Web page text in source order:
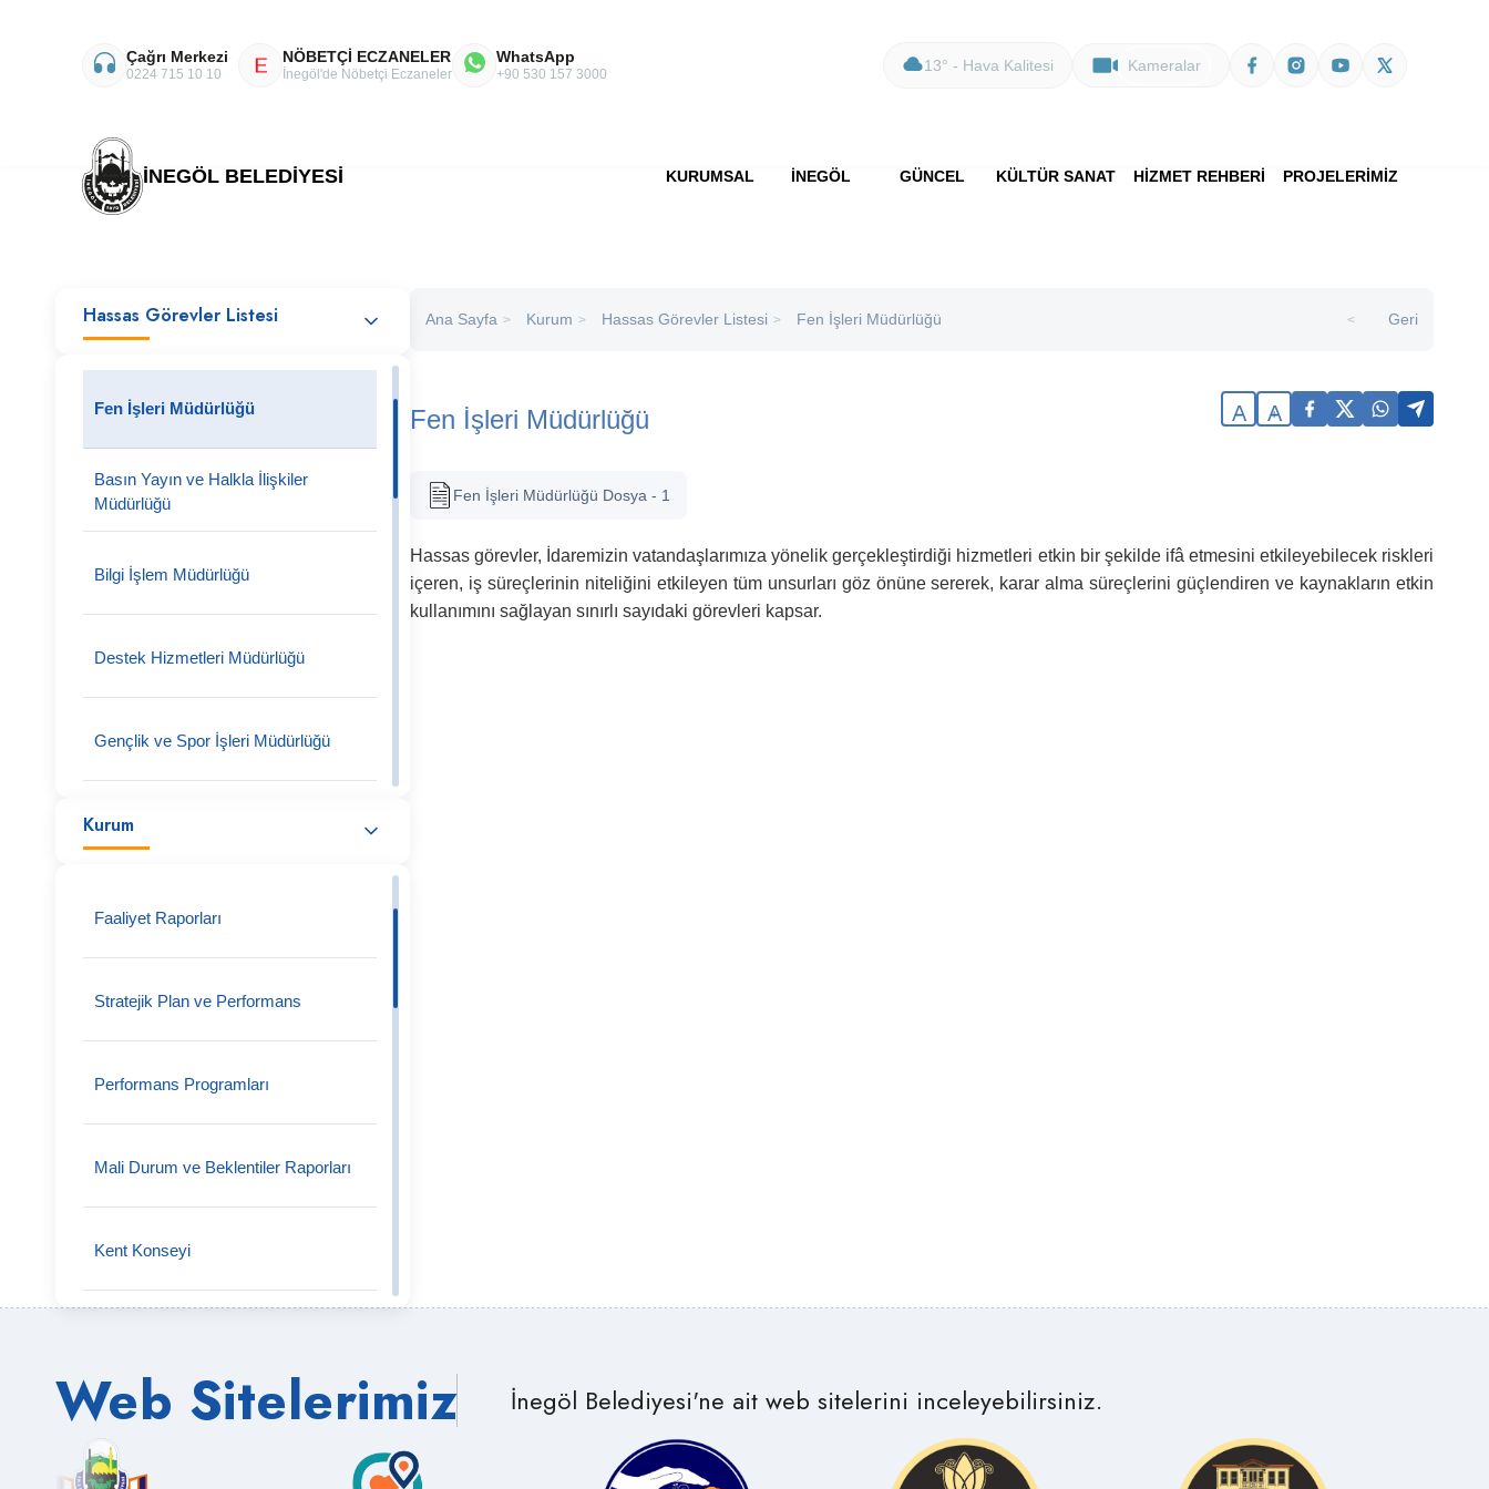
Çağrı Merkezi
0224 715 10 10 E NÖBETÇİ ECZANELER
İnegöl'de Nöbetçi Eczaneler
WhatsApp
+90 530 157 3000
13° - Hava Kalitesi Kameralar
İNEGÖL BELEDİYESİ KURUMSAL İNEGÖL GÜNCEL KÜLTÜR SANAT HİZMET REHBERİ PROJELERİMİZ
Hassas Görevler Listesi
Fen İşleri Müdürlüğü
Basın Yayın ve Halkla İlişkiler
Müdürlüğü
Bilgi İşlem Müdürlüğü
Destek Hizmetleri Müdürlüğü
Gençlik ve Spor İşleri Müdürlüğü
Hukuk İşleri Müdürlüğü
Ruhsat ve Denetim Müdürlüğü
Kurum
Faaliyet Raporları
Stratejik Plan ve Performans
Performans Programları
Mali Durum ve Beklentiler Raporları
Kent Konseyi
Organizasyon Şeması
Ana Sayfa > Kurum > Hassas Görevler Listesi > Fen İşleri Müdürlüğü > Geri
Fen İşleri Müdürlüğü A A
Fen İşleri Müdürlüğü Dosya - 1
Hassas görevler, İdaremizin vatandaşlarımıza yönelik gerçekleştirdiği hizmetleri etkin bir şekilde ifâ etmesini etkileyebilecek riskleri
içeren, iş süreçlerinin niteliğini etkileyen tüm unsurları göz önüne sererek, karar alma süreçlerini güçlendiren ve kaynakların etkin
kullanımını sağlayan sınırlı sayıdaki görevleri kapsar.
Web Sitelerimiz İnegöl Belediyesi'ne ait web sitelerini inceleyebilirsiniz.